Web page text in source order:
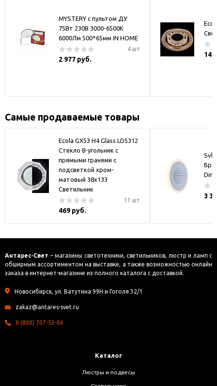
MYSTERY с пультом ДУ
75Вт 230В 3000-6500K
6000Лм 500*65мм IN HOME
4 шт
2 977 руб.
Самые продаваемые товары
Ecola GX53 H4 Glass LD5312
Стекло 8-угольник с
прямыми гранями с
подсветкой хром-
матовый 38x133
Светильник
11 шт
469 руб.
Бра
3
Антарес-Свет – магазины светотехники, светильников, люстр и ламп с
обширным ассортиментом на выставке, а также возможностью онлайн
заказа в интернет-магазине из полного каталога с доставкой.
Новосибирск, ул. Ватутина 99Н и Гоголя 32/1
zakaz@antares-svet.ru
8 (800) 707-53-06
Каталог
Люстры и подвесы